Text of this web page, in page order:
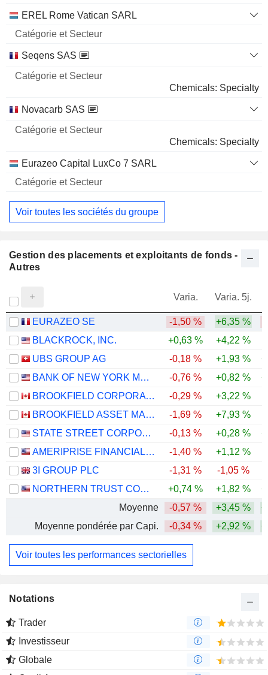
EREL Rome Vatican SARL
Seqens SAS
Chemicals: Specialty
Novacarb SAS
Chemicals: Specialty
Eurazeo Capital LuxCo 7 SARL
Voir toutes les sociétés du groupe
Gestion des placements et exploitants de fonds -
Autres
Varia. Varia. 5j.
EURAZEO SE -1,50 % +6,35 %
BLACKROCK, INC.
+0,63 % +4,22 %
UBS GROUP AG
-0,18 % +1,93 %
BANK OF NEW YORK MELLON CORPORATION (THE)
-0,76 % +0,82 %
BROOKFIELD CORPORATION
-0,29 % +3,22 %
BROOKFIELD ASSET MANAGEMENT LTD.
-1,69 % +7,93 %
STATE STREET CORPORATION
-0,13 % +0,28 %
AMERIPRISE FINANCIAL, INC.
-1,40 % +1,12 %
3I GROUP PLC
-1,31 % -1,05 %
NORTHERN TRUST CORPORATION
+0,74 % +1,82 %
Moyenne
-0,57 % +3,45 %
Moyenne pondérée par Capi.
-0,34 % +2,92 %
Voir toutes les performances sectorielles
Notations
Trader
Investisseur
Globale